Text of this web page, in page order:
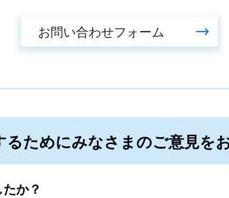
ためにみなさまのご意見を
か？